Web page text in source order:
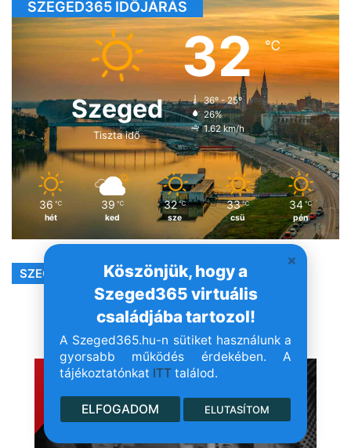
Köszönjük, hogy a
Szeged365 virtuális
családjába tartozol!
A Szeged365.hu-n sütiket használunk a
gyorsabb működés érdekében. A
tájékoztatónkat ITT találod.
ELFOGADOM ELUTASÍTOM
SZEGED365 IDŐJÁRÁS
Szeged
Tiszta idő
32℃
36º - 25º
26%
1.62 km/h
36 ℃
hét
39 ℃
ked
32 ℃
sze
33 ℃
csü
34 ℃
pén
SZEGED365 FACEBOOK
- Hirdetés -